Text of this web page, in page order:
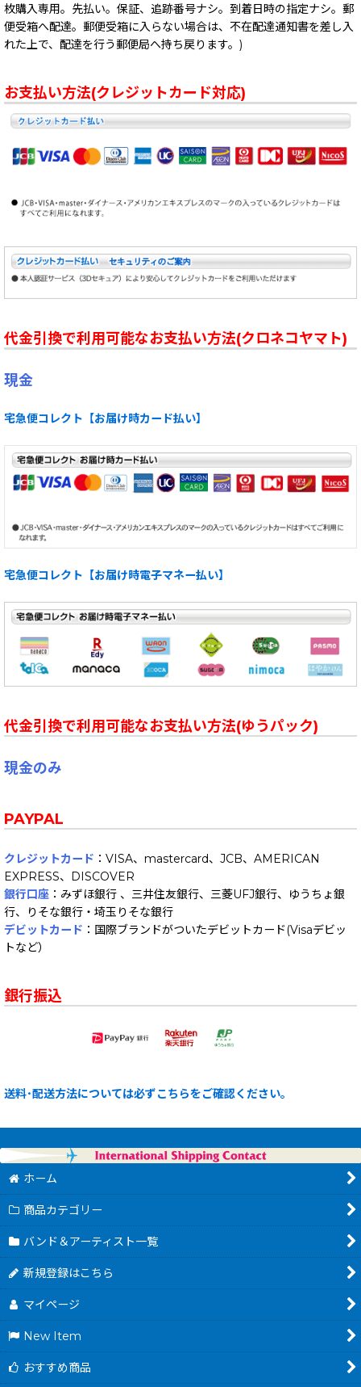
枚購入専用。先払い。保証、追跡番号ナシ。到着日時の指定ナシ。郵
便受箱へ配達。郵便受箱に入らない場合は、不在配達通知書を差し入
れた上で、配達を行う郵便局へ持ち戻ります。)
お支払い方法(クレジットカード対応)
代金引換で利用可能なお支払い方法(クロネコヤマト)
現金
宅急便コレクト【お届け時カード払い】
宅急便コレクト【お届け時電子マネー払い】
代金引換で利用可能なお支払い方法(ゆうパック)
現金のみ
PAYPAL
クレジットカード ：VISA、mastercard、JCB、AMERICAN
EXPRESS、DISCOVER
銀行口座 ：みずほ銀行 、三井住友銀行、三菱UFJ銀行、ゆうちょ銀
行、りそな銀行・埼玉りそな銀行
デビットカード ：国際ブランドがついたデビットカード(Visaデビッ
トなど）
銀行振込
送料･配送方法については必ずこちらをご確認ください。
ホーム
商品カテゴリー
バンド＆アーティスト一覧
新規登録はこちら
マイページ
New Item
おすすめ商品